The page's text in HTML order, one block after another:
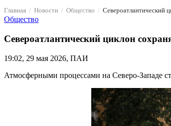
Главная Новости Общество Североатлантический
Общество
Североатлантический циклон
19:02, 29 мая 2026, ПАИ
Атмосферными процессами на Северо‑Западе